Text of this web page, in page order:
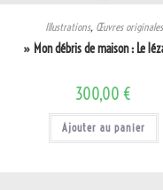
Illustrations, Œuvres originales
» Mon débris de maison : Le
300,00€
Ajouter au panier